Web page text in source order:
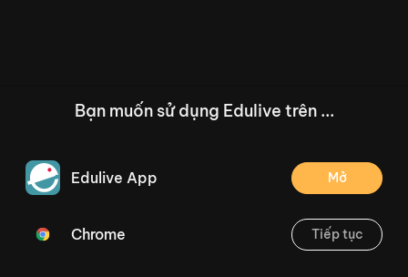
/--
Thoát
Bạn muốn sử dụng Edulive trên ...
Edulive App Mở
Chrome Tiếp tục